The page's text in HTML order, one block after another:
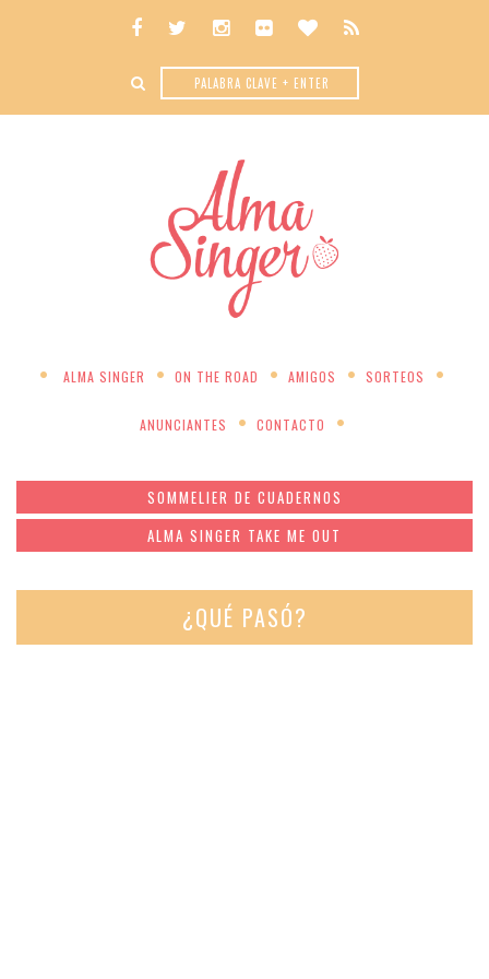
ALMA SINGER ON THE ROAD AMIGOS SORTEOS
ANUNCIANTES CONTACTO
SOMMELIER DE CUADERNOS
ALMA SINGER TAKE ME OUT
¿QUÉ PASÓ?